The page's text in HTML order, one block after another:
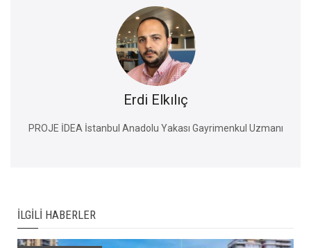
Erdi Elkılıç
PROJE İDEA İstanbul Anadolu Yakası Gayrimenkul Uzmanı
İLGILI HABERLER